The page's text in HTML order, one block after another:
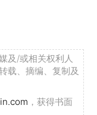
及/或相关权利人
载、摘编、复制及
，获得书面